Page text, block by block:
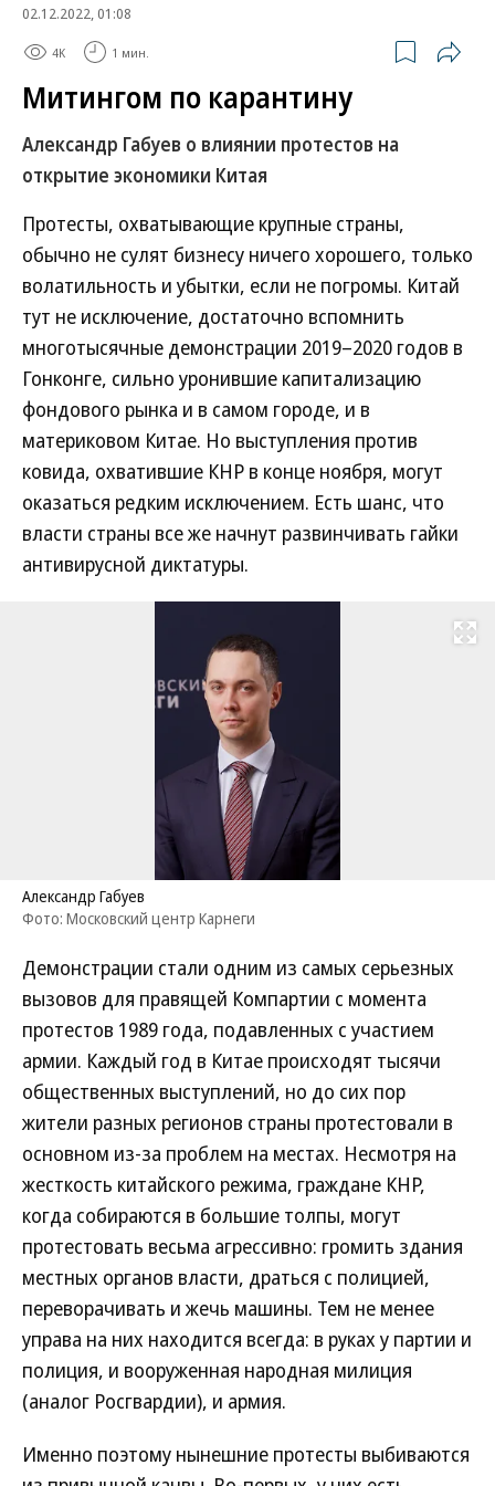
02.12.2022, 01:08
4K 1 мин.
Митингом по карантину
Александр Габуев о влиянии протестов на
открытие экономики Китая
Протесты, охватывающие крупные страны,
обычно не сулят бизнесу ничего хорошего, только
волатильность и убытки, если не погромы. Китай
тут не исключение, достаточно вспомнить
многотысячные демонстрации 2019–2020 годов в
Гонконге, сильно уронившие капитализацию
фондового рынка и в самом городе, и в
материковом Китае. Но выступления против
ковида, охватившие КНР в конце ноября, могут
оказаться редким исключением. Есть шанс, что
власти страны все же начнут развинчивать гайки
антивирусной диктатуры.
Развернуть
Александр Габуев
Фото: Московский центр Карнеги
Демонстрации стали одним из самых серьезных
вызовов для правящей Компартии с момента
протестов 1989 года, подавленных с участием
армии. Каждый год в Китае происходят тысячи
общественных выступлений, но до сих пор
жители разных регионов страны протестовали в
основном из-за проблем на местах. Несмотря на
жесткость китайского режима, граждане КНР,
когда собираются в большие толпы, могут
протестовать весьма агрессивно: громить здания
местных органов власти, драться с полицией,
переворачивать и жечь машины. Тем не менее
управа на них находится всегда: в руках у партии и
полиция, и вооруженная народная милиция
(аналог Росгвардии), и армия.
Именно поэтому нынешние протесты выбиваются